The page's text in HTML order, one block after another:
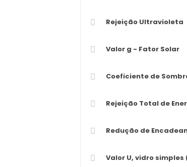
Rejeição Ultravioleta
Valor g - Fator Solar
Coeficiente de
Rejeição Total de
Redução de
Valor U, vidro simples